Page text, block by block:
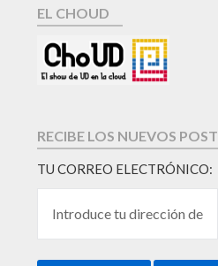
EL CHOUD
RECIBE LOS NUEVOS
TU CORREO ELECTRÓNICO: